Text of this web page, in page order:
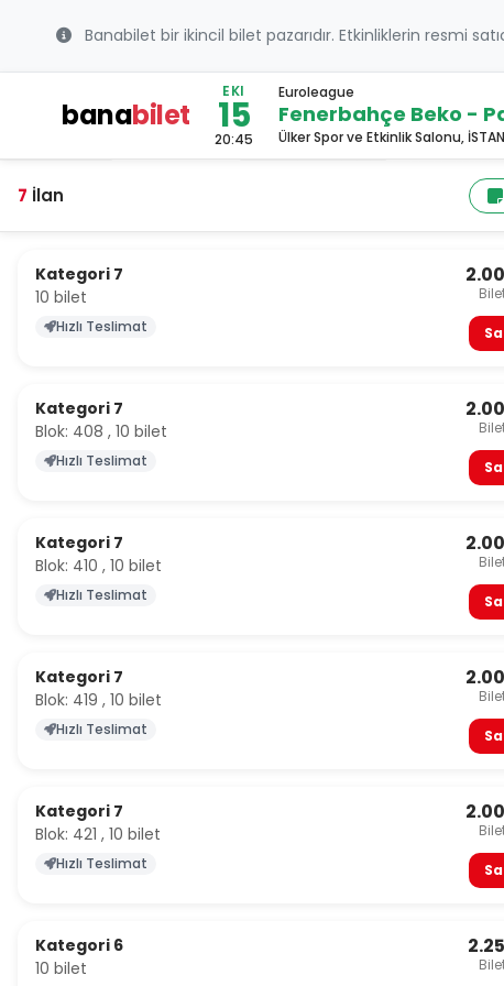
Banabilet bir ikincil bilet pazarıdır. Etkinliklerin resmi
banabilet
EKI
15
20:45
Euroleague
Fenerbahçe Beko -
Ülker Spor ve Etkinlik Salonu,
7 İlan
Kategori 7
10 bilet
Hızlı Teslimat
Kategori 7
Blok: 408 , 10 bilet
Hızlı Teslimat
Kategori 7
Blok: 410 , 10 bilet
Hızlı Teslimat
Kategori 7
Blok: 419 , 10 bilet
Hızlı Teslimat
Kategori 7
Blok: 421 , 10 bilet
Hızlı Teslimat
Kategori 6
10 bilet